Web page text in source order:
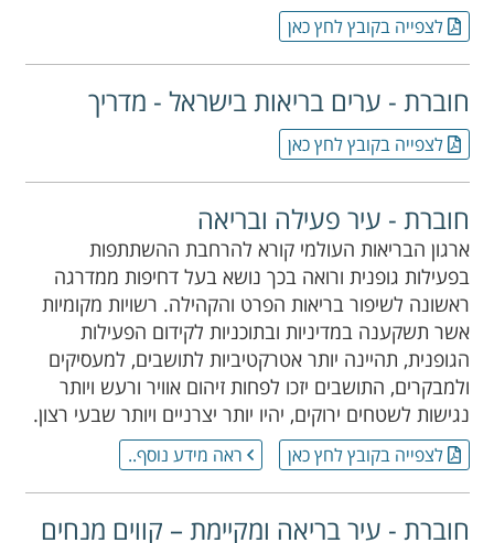
לצפייה בקובץ לחץ כאן
חוברת - ערים בריאות בישראל - מדריך
לצפייה בקובץ לחץ כאן
חוברת - עיר פעילה ובריאה
ארגון הבריאות העולמי קורא להרחבת ההשתתפות
בפעילות גופנית ורואה בכך נושא בעל דחיפות ממדרגה
ראשונה לשיפור בריאות הפרט והקהילה. רשויות מקומיות
אשר תשקענה במדיניות ובתוכניות לקידום הפעילות
הגופנית, תהיינה יותר אטרקטיביות לתושבים, למעסיקים
ולמבקרים, התושבים יזכו לפחות זיהום אוויר ורעש ויותר
נגישות לשטחים ירוקים, יהיו יותר יצרניים ויותר שבעי רצון.
לצפייה בקובץ לחץ כאן ראה מידע נוסף..
חוברת - עיר בריאה ומקיימת – קווים מנחים